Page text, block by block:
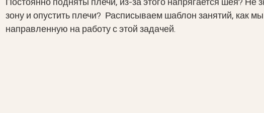
Постоянно подняты плечи, из-за этого напрягается шея? Не
зону и опустить плечи?  Расписываем шаблон занятий, как
направленную на работу с этой задачей.